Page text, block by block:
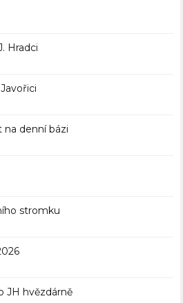
Hradci
na denní bázi
stromku
JH hvězdárně